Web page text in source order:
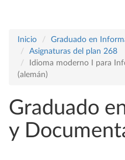
Inicio
Graduado en
Asignaturas del plan 268
Idioma moderno I para
(alemán)
Graduado
y